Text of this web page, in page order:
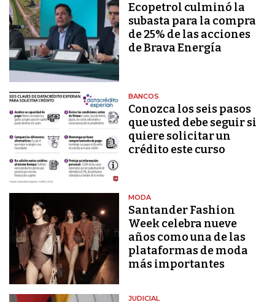
Ecopetrol culminó la
subasta para la compra
de 25% de las acciones
de Brava Energía
BANCOS
Conozca los seis pasos
que usted debe seguir si
quiere solicitar un
crédito este curso
MODA
Santander Fashion
Week celebra nueve
años como una de las
plataformas de moda
más importantes
JUDICIAL